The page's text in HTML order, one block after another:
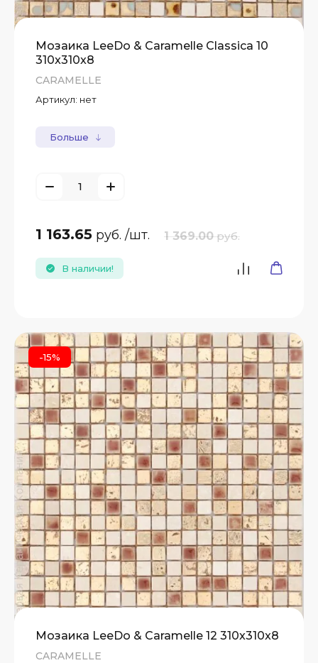
Мозаика LeeDo & Caramelle Classica 10
310x310x8
CARAMELLE
Артикул: нет
Больше
1 163.65 руб. /шт. 1 369.00 руб.
В наличии!
-15%
Мозаика LeeDo & Caramelle 12 310x310x8
CARAMELLE